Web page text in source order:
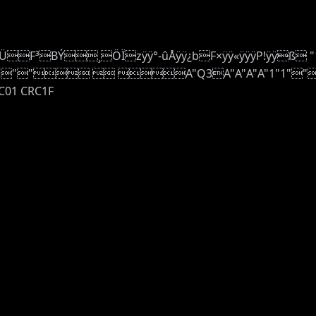
 A"Q3A"A"A"A"1"1"""" 
CRC1F